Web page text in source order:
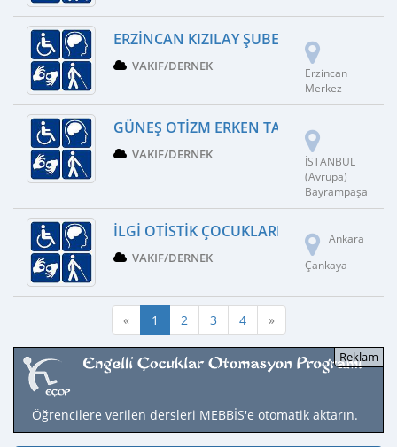
ERZINCAN KIZILAY ŞUBE BAŞKANLIĞI
VAKIF/DERNEK
Erzincan
Merkez
GÜNEŞ OTIZM ERKEN TANI EĞITIM
VAKIF/DERNEK
İSTANBUL
(Avrupa)
Bayrampaşa
İLGI OTISTIK ÇOCUKLARI KORUMA
VAKIF/DERNEK
Ankara
Çankaya
« 1 2 3 4 »
Öğrencilere verilen dersleri MEBBİS'e otomatik aktarın.